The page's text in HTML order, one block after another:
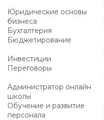
Юридические основы
бизнеса
Бухгалтерия
Бюджетирование
Инвестиции
Переговоры
Администратор онлайн
школы
Обучение и развитие
персонала